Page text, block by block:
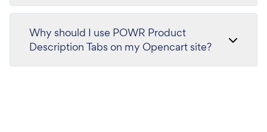
Why should I use POWR Product
Description Tabs on my Opencart site?